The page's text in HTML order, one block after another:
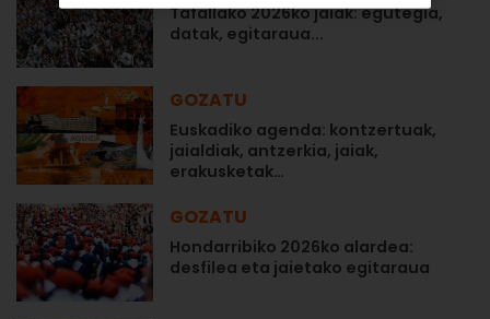
Tafallako 2026ko jaiak: egutegia,
datak, egitaraua...
GOZATU
Euskadiko agenda: kontzertuak,
jaialdiak, antzerkia, jaiak,
erakusketak…
GOZATU
Hondarribiko 2026ko alardea:
desfilea eta jaietako egitaraua